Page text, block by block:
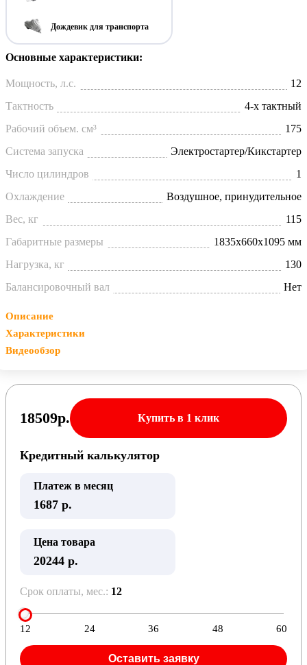
Дождевик для транспорта
Основные характеристики:
Мощность, л.с.
12
Тактность
4-х тактный
Рабочий объем. см³
175
Система запуска
Электростартер/Кикстартер
Число цилиндров
1
Охлаждение
Воздушное, принудительное
Вес, кг
115
Габаритные размеры
1835x660x1095 мм
Нагрузка, кг
130
Балансировочный вал
Нет
Описание
Характеристики
Видеообзор
18509р. Купить в 1 клик
Кредитный калькулятор
Платеж в месяц
1687 р.
Цена товара
20244 р.
Срок оплаты, мес.: 12
12 24 36 48 60
Оставить заявку